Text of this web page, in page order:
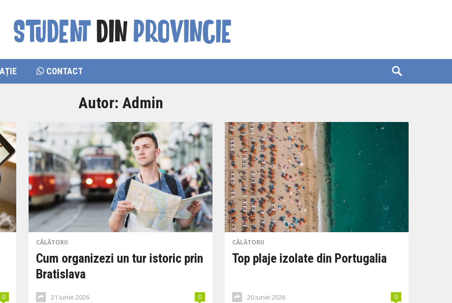
CONTACT
Autor: Admin
0
CĂLĂTORII
Cum organizezi un tur istoric prin
Bratislava
21 iunie 2026 0
CĂLĂTORII
Top plaje izolate din Portugalia
20 iunie 2026 0